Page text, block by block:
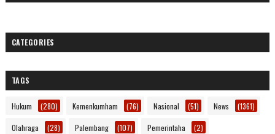
CATEGORIES
TAGS
Hukum (280) Kemenkumham (76) Nasional (51) News (1361)
Olahraga (28) Palembang (107) Pemerintaha (2)